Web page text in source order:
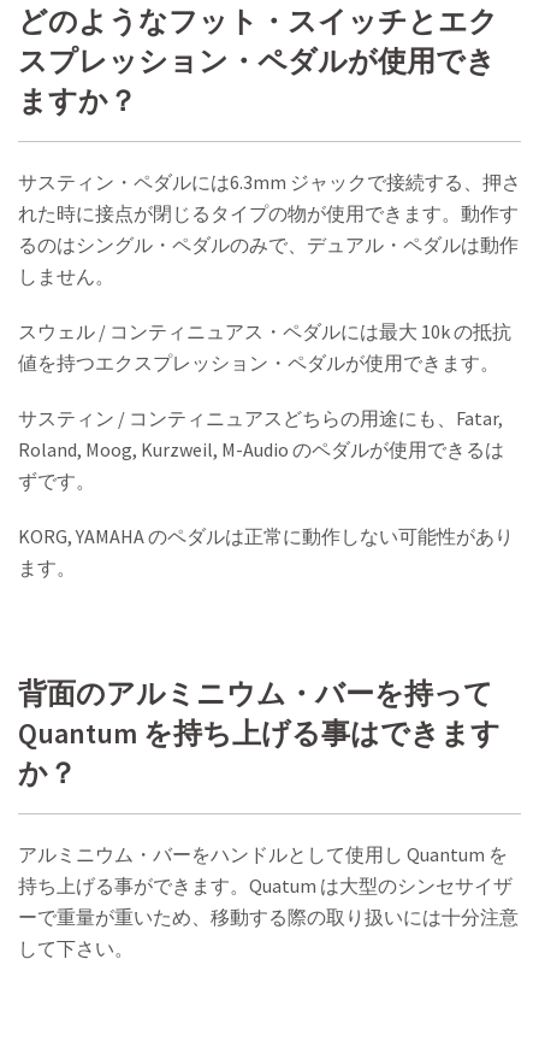
どのようなフット・スイッチとエク
スプレッション・ペダルが使用でき
ますか？
サスティン・ペダルには6.3mm ジャックで接続する、押さ
れた時に接点が閉じるタイプの物が使用できます。動作す
るのはシングル・ペダルのみで、デュアル・ペダルは動作
しません。
スウェル / コンティニュアス・ペダルには最大 10k の抵抗
値を持つエクスプレッション・ペダルが使用できます。
サスティン / コンティニュアスどちらの用途にも、Fatar,
Roland, Moog, Kurzweil, M-Audio のペダルが使用できるは
ずです。
KORG, YAMAHA のペダルは正常に動作しない可能性があり
ます。
背面のアルミニウム・バーを持って
Quantum を持ち上げる事はできます
か？
アルミニウム・バーをハンドルとして使用し Quantum を
持ち上げる事ができます。Quatum は大型のシンセサイザ
ーで重量が重いため、移動する際の取り扱いには十分注意
して下さい。